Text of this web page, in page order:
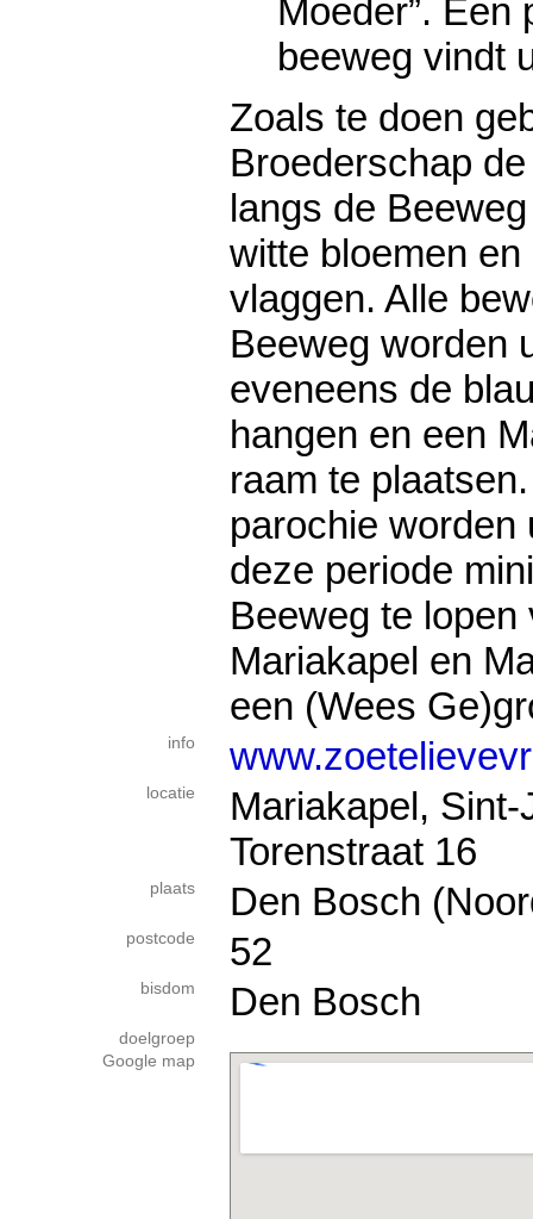
Moeder”.
beeweg vindt
Zoals te doen
Broederschap
langs de
witte bloemen
vlaggen. Alle
Beeweg worden
eveneens de
hangen en een
raam te
parochie worden
deze periode
Beeweg te lopen
Mariakapel en
een (Wees
info
locatie
Mariakapel,
Torenstraat 16
plaats Den Bosch
postcode 52
bisdom Den Bosch
doelgroep
Google map